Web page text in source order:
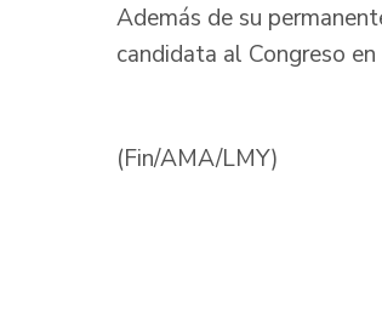
Además de su
candidata al Congreso
(Fin/AMA/LMY)